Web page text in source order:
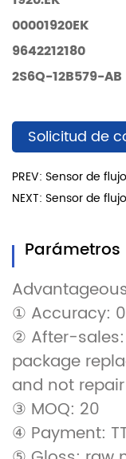
00001920EK
9642212180
2S6Q-12B579-AB
Solicitud de
PREV: Sensor de
NEXT: Sensor de
Parámetros
① Accuracy:
② After-
package
and not repair
③ MOQ: 20
④ Payment: